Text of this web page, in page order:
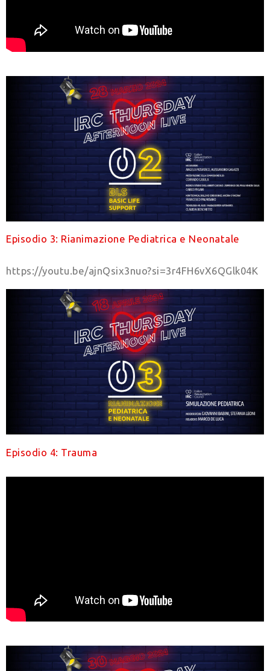
Episodio 3: Rianimazione Pediatrica e Neonatale
https://youtu.be/ajnQsix3nuo?si=3r4FH6vX6QGlk04K
Episodio 4: Trauma